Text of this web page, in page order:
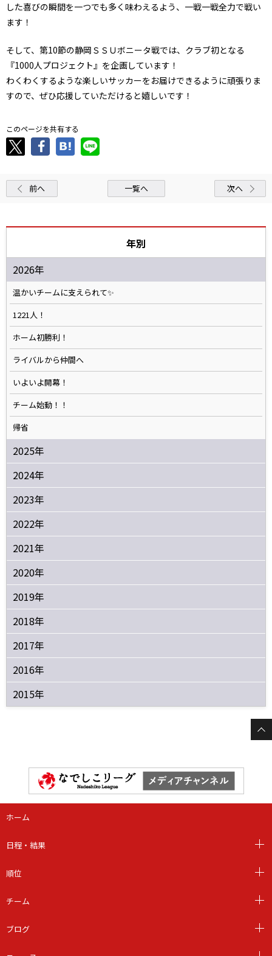
した喜びの瞬間を一つでも多く味わえるよう、一戦一戦全力で戦い
ます！
そして、第10節の静岡ＳＳＵボニータ戦では、クラブ初となる
『1000人プロジェクト』を企画しています！
わくわくするような楽しいサッカーをお届けできるように頑張りま
すので、ぜひ応援していただけると嬉しいです！
このページを共有する
前へ 一覧へ 次へ
年別
2026年
温かいチームに支えられて✨️
1221人！
ホーム初勝利！
ライバルから仲間へ
いよいよ開幕！
チーム始動！！
帰省
2025年
2024年
2023年
2022年
2021年
2020年
2019年
2018年
2017年
2016年
2015年
ホーム
日程・結果
順位
チーム
ブログ